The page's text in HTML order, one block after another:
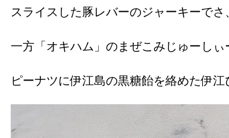
スライスした豚レバーのジャーキーでさ
一方「オキハム」のまぜこみじゅーし
ピーナツに伊江島の黒糖飴を絡めた伊